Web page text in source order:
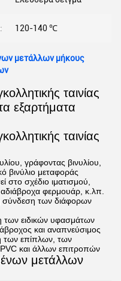
120-140 ℃
μετάλλων μήκους
ταινίας
εξαρτήματα
ταινίας
γράφοντας βινυλίου,
βινύλιο μεταφοράς
στο σχέδιο ιματισμού,
φερμουάρ, κ.λπ.
σύνδεση των διάφορων
των ειδικών υφασμάτων
και αναπνεύσιμος
των επίπλων, των
και άλλων επιτροπών
μετάλλων